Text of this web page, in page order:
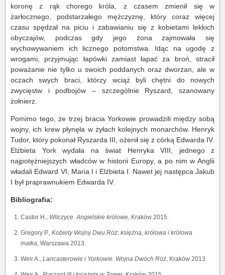
koronę z rąk chorego króla, z czasem zmienił się w
żarłocznego, podstarzałego mężczyznę, który coraz więcej
czasu spędzał na piciu i zabawianiu się z kobietami lekkich
obyczajów, podczas gdy jego żona zajmowała się
wychowywaniem ich licznego potomstwa. Idąc na ugodę z
wrogami, przyjmując łapówki zamiast łapać za broń, stracił
poważanie nie tylko u swoich poddanych oraz dworzan, ale w
oczach swych braci, którzy wciąż byli chętni do nowych
zwycięstw i podbojów – szczególnie Ryszard, szanowany
żołnierz.
Pomimo tego, że trzej bracia Yorkowie prowadzili między sobą
wojny, ich krew płynęła w żyłach kolejnych monarchów. Henryk
Tudor, który pokonał Ryszarda III, ożenił się z córką Edwarda IV.
Elżbieta York wydała na świat Henryka VIII, jednego z
najpotężniejszych władców w historii Europy, a po nim w Anglii
władali Edward VI, Maria I i Elżbieta I. Nawet jej następca Jakub
I był praprawnukiem Edwarda IV.
Bibliografia:
Castor H., Wilczyce. Angielskie królowe, Kraków 2015.
Gregory P., Kobiety Wojny Dwu Róż: księżna, królowa i królowa
matka, Warszawa 2013.
Weir A., Lancasterowie i Yorkowie. Wojna Dwóch Róż, Kraków 2013.